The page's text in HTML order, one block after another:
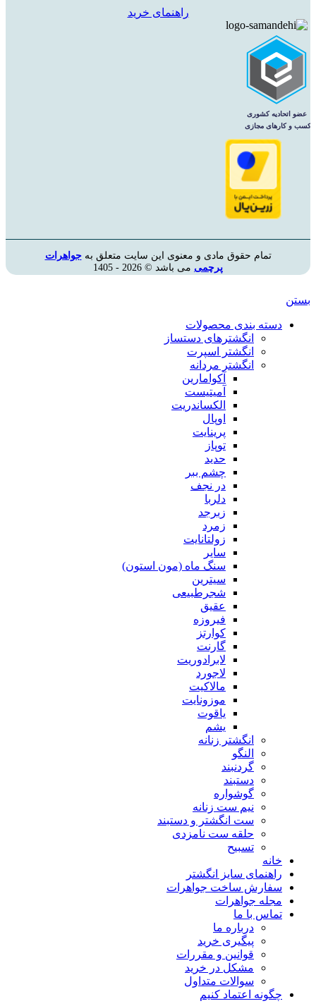
راهنمای خرید
تمام حقوق مادی و معنوی این سایت متعلق به جواهرات
پرچمیمی باشد © 2026 - 1405
بستن
دسته بندی محصولات
انگشترهای دستساز
انگشتر اسپرت
انگشتر مردانه
آکوامارین
آمیتیست
الکساندریت
اوپال
پرینایت
توپاز
حدید
چشم ببر
در نجف
دلربا
زبرجد
زمرد
زولتانایت
سایر
سنگ ماه (مون استون)
سیترین
شجرطبیعی
عقیق
فیروزه
کوارتز
گارنت
لابرادوریت
لاجورد
مالاکیت
موزونایت
یاقوت
یشم
انگشتر زنانه
النگو
گردنبند
دستبند
گوشواره
نیم ست زنانه
ست انگشتر و دستبند
حلقه ست نامزدی
تسبیح
خانه
راهنمای سایز انگشتر
سفارش ساخت جواهرات
مجله جواهرات
تماس با ما
درباره ما
پیگیری خرید
قوانین و مقررات
مشکل در خرید
سوالات متداول
چگونه اعتماد کنیم